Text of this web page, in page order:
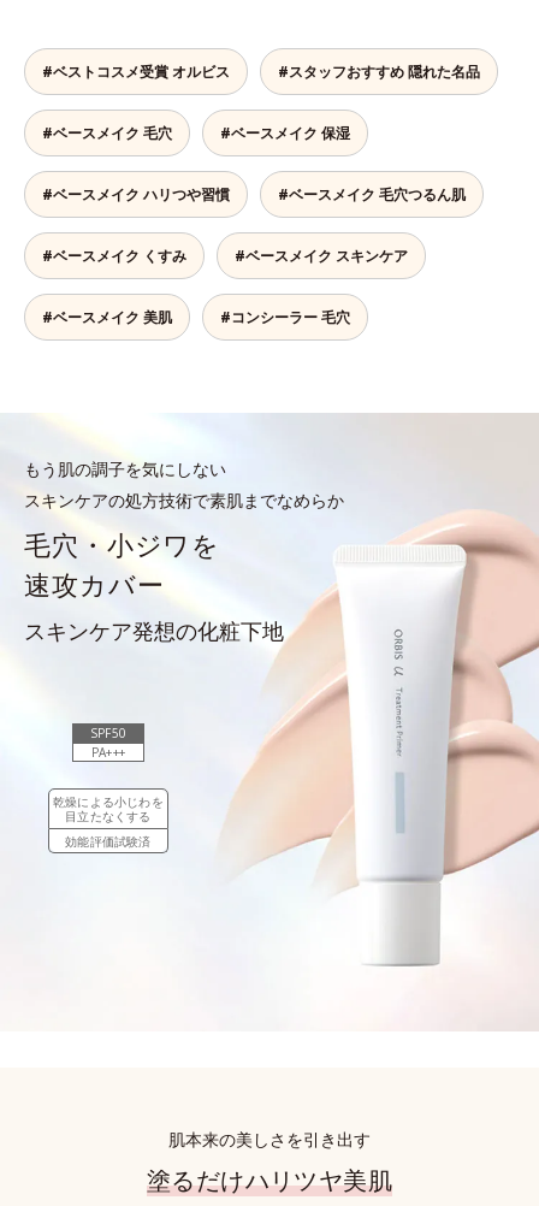
#ベストコスメ受賞 オルビス #スタッフおすすめ 隠れた名品
#ベースメイク 毛穴 #ベースメイク 保湿
#ベースメイク ハリつや習慣 #ベースメイク 毛穴つるん肌
#ベースメイク くすみ #ベースメイク スキンケア
#ベースメイク 美肌 #コンシーラー 毛穴
SPF50
PA+++
乾燥による小じわを
目立たなくする
効能評価試験済
もう肌の調子を気にしない
スキンケアの処方技術で素肌までなめらか
毛穴・小ジワを
速攻カバー
スキンケア発想の化粧下地
肌本来の美しさを引き出す
塗るだけハリツヤ美肌